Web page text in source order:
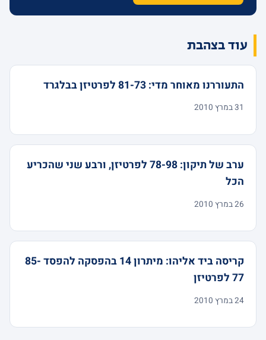
עוד בצהבת
התעוררנו מאוחר מדי: 81-73 לפרטיזן בבלגרד
31 במרץ 2010
ערב של תיקון: 78-98 לפרטיזן, ורבע שני שהכריע
הכל
26 במרץ 2010
קריסה ביד אליהו: מיתרון 14 בהפסקה להפסד 85-
77 לפרטיזן
24 במרץ 2010